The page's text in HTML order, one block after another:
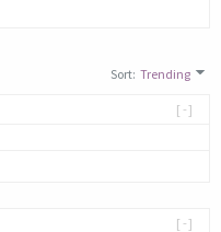
Sort:Trending
[-]
[-]